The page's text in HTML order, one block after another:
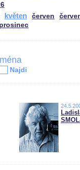
květen červen
prosinec
Najdi